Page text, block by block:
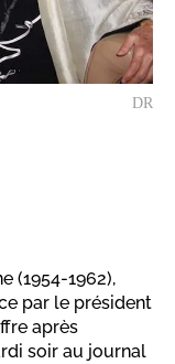
DR
(1954-1962),
par le président
après
soir au journal